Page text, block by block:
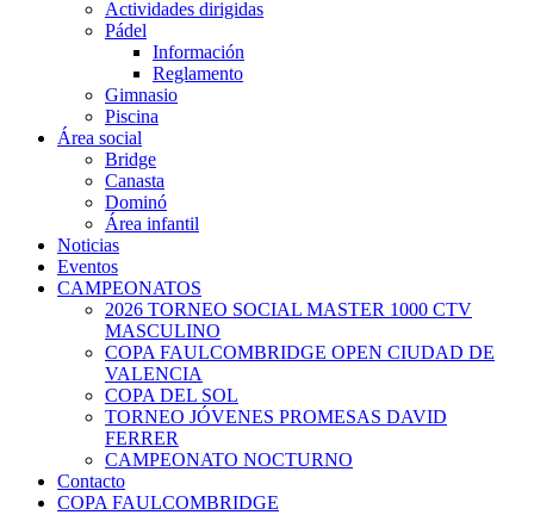
Actividades dirigidas
Pádel
Información
Reglamento
Gimnasio
Piscina
Área social
Bridge
Canasta
Dominó
Área infantil
Noticias
Eventos
CAMPEONATOS
2026 TORNEO SOCIAL MASTER 1000 CTV
MASCULINO
COPA FAULCOMBRIDGE OPEN CIUDAD DE
VALENCIA
COPA DEL SOL
TORNEO JÓVENES PROMESAS DAVID
FERRER
CAMPEONATO NOCTURNO
Contacto
COPA FAULCOMBRIDGE